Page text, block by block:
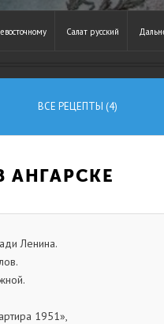
Салат русский
ВСЕ РЕЦЕПТЫ (4)
АНГАРСКЕ
Ленина.
1951»,